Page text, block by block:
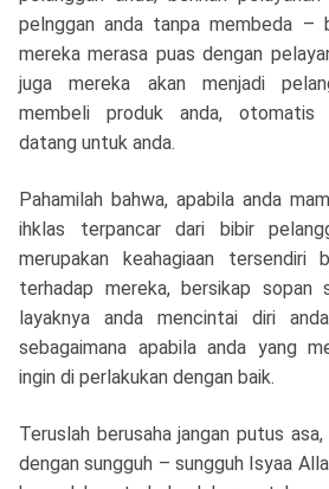
pelnggan anda tanpa membeda –
mereka merasa puas dengan
juga mereka akan menjadi
membeli produk anda, otomatis
datang untuk anda.
Pahamilah bahwa, apabila anda
ihklas terpancar dari bibir
merupakan keahagiaan tersendiri
terhadap mereka, bersikap sopan
layaknya anda mencintai diri
sebagaimana apabila anda yang
ingin di perlakukan dengan baik.
Teruslah berusaha jangan putus
dengan sungguh – sungguh Isyaa